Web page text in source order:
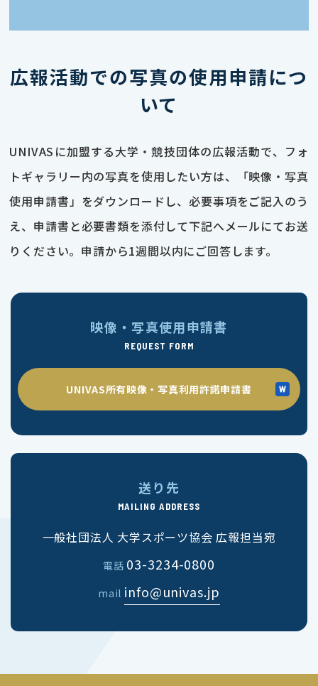
広報活動での写真の使用申請につ
いて
UNIVASに加盟する大学・競技団体の広報活動で、フォ
トギャラリー内の写真を使用したい方は、「映像・写真
使用申請書」をダウンロードし、必要事項をご記入のう
え、申請書と必要書類を添付して下記へメールにてお送
りください。申請から1週間以内にご回答します。
映像・写真使用申請書
REQUEST FORM
UNIVAS所有映像・写真利用許諾申請書
送り先
MAILING ADDRESS
一般社団法人 大学スポーツ協会 広報担当宛
電話 03-3234-0800
mail info@univas.jp